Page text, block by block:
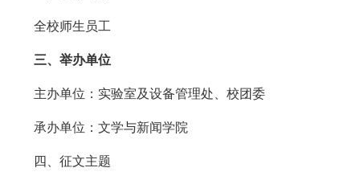
全校师生员工
三、举办单位
主办单位：实验室及设备管理处、校团委
承办单位：文学与新闻学院
四、征文主题